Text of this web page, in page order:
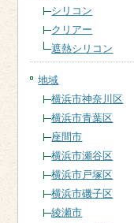
シリコン
クリアー
遮熱シリコン
地域
横浜市神奈川区
横浜市青葉区
座間市
横浜市瀬谷区
横浜市戸塚区
横浜市磯子区
綾瀬市